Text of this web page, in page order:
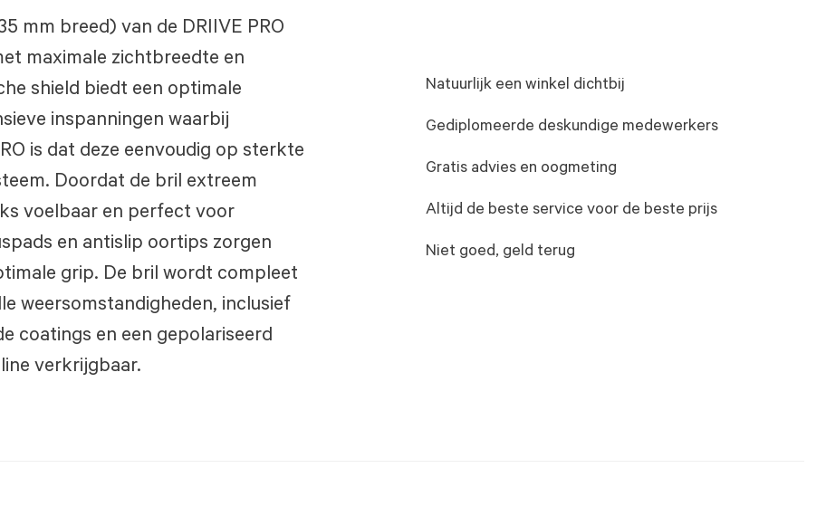
mm breed) van de DRIIVE PRO
maximale zichtbreedte en
shield biedt een optimale
inspanningen waarbij
is dat deze eenvoudig op sterkte
​Doordat de bril extreem
voelbaar en perfect voor
en antislip oortips zorgen
grip. De bril wordt compleet
weersomstandigheden, inclusief
coatings en een gepolariseerd
verkrijgbaar.
Natuurlijk een winkel dichtbij
Gediplomeerde deskundige medewerkers
Gratis advies en oogmeting
Altijd de beste service voor de beste prijs
Niet goed, geld terug